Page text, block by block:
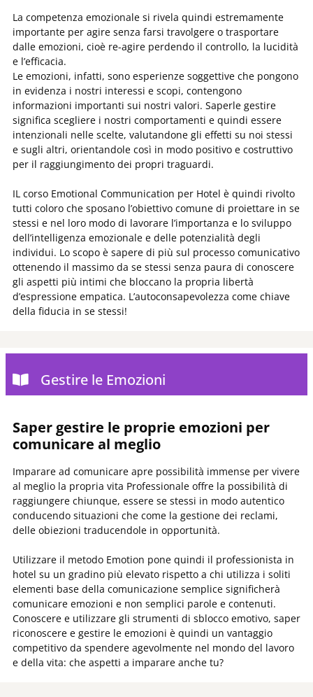
La competenza emozionale si rivela quindi estremamente
importante per agire senza farsi travolgere o trasportare
dalle emozioni, cioè re-agire perdendo il controllo, la lucidità
e l’efficacia.
Le emozioni, infatti, sono esperienze soggettive che pongono
in evidenza i nostri interessi e scopi, contengono
informazioni importanti sui nostri valori. Saperle gestire
significa scegliere i nostri comportamenti e quindi essere
intenzionali nelle scelte, valutandone gli effetti su noi stessi
e sugli altri, orientandole così in modo positivo e costruttivo
per il raggiungimento dei propri traguardi.
IL corso Emotional Communication per Hotel è quindi rivolto
tutti coloro che sposano l’obiettivo comune di proiettare in se
stessi e nel loro modo di lavorare l’importanza e lo sviluppo
dell’intelligenza emozionale e delle potenzialità degli
individui. Lo scopo è sapere di più sul processo comunicativo
ottenendo il massimo da se stessi senza paura di conoscere
gli aspetti più intimi che bloccano la propria libertà
d’espressione empatica. L’autoconsapevolezza come chiave
della fiducia in se stessi!
Gestire le Emozioni
Saper gestire le proprie emozioni per
comunicare al meglio
Imparare ad comunicare apre possibilità immense per vivere
al meglio la propria vita Professionale offre la possibilità di
raggiungere chiunque, essere se stessi in modo autentico
conducendo situazioni che come la gestione dei reclami,
delle obiezioni traducendole in opportunità.
Utilizzare il metodo Emotion pone quindi il professionista in
hotel su un gradino più elevato rispetto a chi utilizza i soliti
elementi base della comunicazione semplice significherà
comunicare emozioni e non semplici parole e contenuti.
Conoscere e utilizzare gli strumenti di sblocco emotivo, saper
riconoscere e gestire le emozioni è quindi un vantaggio
competitivo da spendere agevolmente nel mondo del lavoro
e della vita: che aspetti a imparare anche tu?